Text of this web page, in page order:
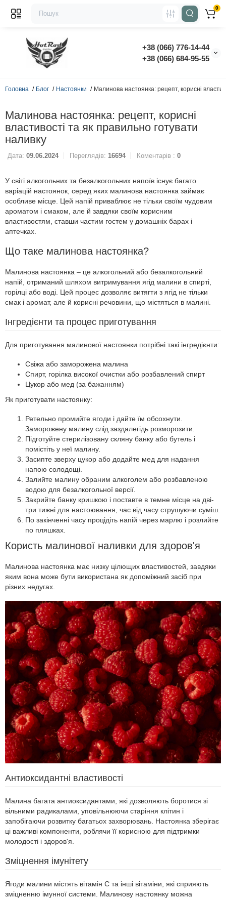
+38 (066) 776-14-44
‭+38 (066) 684-95-55‬
0
Головна Блог Настоянки Малинова настоянка: рецепт, корисні
Малинова настоянка: рецепт, корисні
властивості та як правильно готувати
наливку
Дата: 09.06.2024 Переглядів: 16694 Коментарів : 0
У світі алкогольних та безалкогольних напоїв існує багато
варіацій настоянок, серед яких малинова настоянка займає
особливе місце. Цей напій приваблює не тільки своїм чудовим
ароматом і смаком, але й завдяки своїм корисним
властивостям, ставши частим гостем у домашніх барах і
аптечках.
Що таке малинова настоянка?
Малинова настоянка – це алкогольний або безалкогольний
напій, отриманий шляхом витримування ягід малини в спирті,
горілці або воді. Цей процес дозволяє витягти з ягід не тільки
смак і аромат, але й корисні речовини, що містяться в малині.
Інгредієнти та процес приготування
Для приготування малинової настоянки потрібні такі інгредієнти:
Свіжа або заморожена малина
Спирт, горілка високої очистки або розбавлений спирт
Цукор або мед (за бажанням)
Як приготувати настоянку:
Ретельно промийте ягоди і дайте їм обсохнути.
Заморожену малину слід заздалегідь розморозити.
Підготуйте стерилізовану скляну банку або бутель і
помістіть у неї малину.
Засипте зверху цукор або додайте мед для надання
напою солодощі.
Залийте малину обраним алкоголем або розбавленою
водою для безалкогольної версії.
Закрийте банку кришкою і поставте в темне місце на дві-
три тижні для настоювання, час від часу струшуючи суміш.
По закінченні часу процідіть напій через марлю і розлийте
по пляшках.
Користь малинової наливки для здоров'я
Малинова настоянка має низку цілющих властивостей, завдяки
яким вона може бути використана як допоміжний засіб при
різних недугах.
Антиоксидантні властивості
Малина багата антиоксидантами, які дозволяють боротися зі
вільними радикалами, уповільнюючи старіння клітин і
запобігаючи розвитку багатьох захворювань. Настоянка зберігає
ці важливі компоненти, роблячи її корисною для підтримки
молодості і здоров'я.
Зміцнення імунітету
Ягоди малини містять вітамін С та інші вітаміни, які сприяють
зміцненню імунної системи. Малинову настоянку можна